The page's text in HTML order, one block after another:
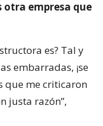
otra empresa que
es? Tal y
embarradas, ¡se
que me criticaron
justa razón”,